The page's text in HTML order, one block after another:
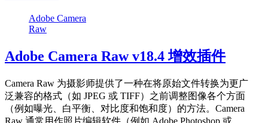
Adobe Camera
Raw
Adobe Camera Raw v18.4 增效插件
Camera Raw 为摄影师提供了一种在将原始文件转换为更广
泛兼容的格式（如 JPEG 或 TIFF）之前调整图像各个方面
（例如曝光、白平衡、对比度和饱和度）的方法。Camera
Raw 通常用作照片编辑软件（例如 Adobe Photoshop 或